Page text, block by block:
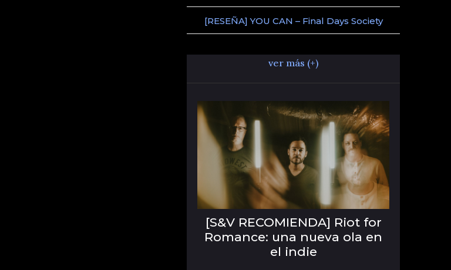
[RESEÑA] YOU CAN – Final Days Society
ver más (+)
[S&V RECOMIENDA] Riot for
Romance: una nueva ola en
el indie